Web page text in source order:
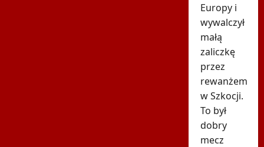
Europy i
wywalczył
małą
zaliczkę
przez
rewanżem
w Szkocji.
To był
dobry
mecz